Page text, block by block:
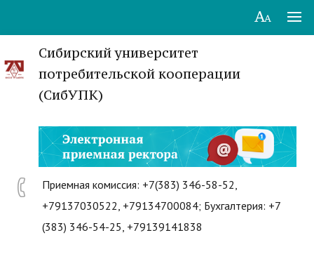
Сибирский университет
потребительской кооперации
(СибУПК)
Приемная комиссия: +7(383) 346-58-52,
+79137030522, +79134700084; Бухгалтерия: +7
(383) 346-54-25, +79139141838